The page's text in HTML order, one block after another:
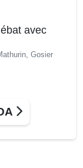
avec
Gosier